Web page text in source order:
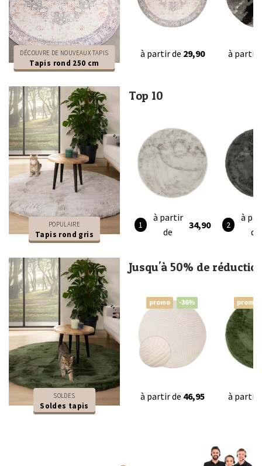
DÉCOUVRE DE NOUVEAUX TAPIS
Tapis rond 250 cm
à partir de 29,90 à partir
POPULAIRE
Tapis rond gris
Top 10
à partir
de
34,90
à
de
SOLDES
Soldes tapis
Jusqu'à 50% de
promo -36%
à partir de 46,95
promo
à partir